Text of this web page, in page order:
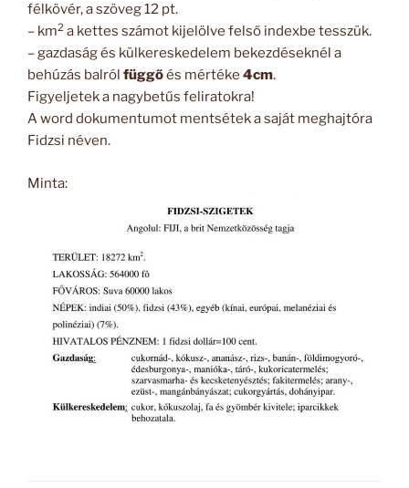
félkövér, a szöveg 12 pt.
– km2 a kettes számot kijelölve felső indexbe tesszük.
– gazdaság és külkereskedelem bekezdéseknél a
behúzás balról függőés mértéke 4cm.
Figyeljetek a nagybetűs feliratokra!
A word dokumentumot mentsétek a saját meghajtóra
Fidzsi néven.
Minta: